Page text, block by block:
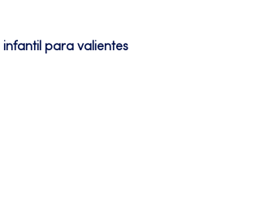
infantil para valientes